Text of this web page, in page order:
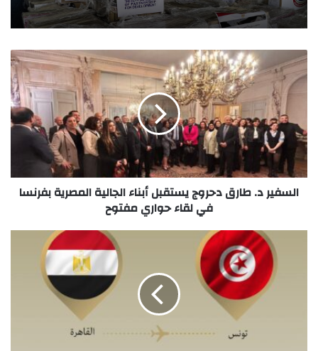
السفير د. طارق دحروج يستقبل أبناء الجالية المصرية بفرنسا
في لقاء حواري مفتوح